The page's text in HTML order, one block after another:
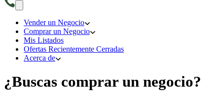
Vender un Negocio
Comprar un Negocio
Mis Listados
Ofertas Recientemente Cerradas
Acerca de
¿Buscas comprar un negocio?